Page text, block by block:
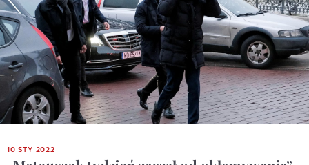
10 STY 2022